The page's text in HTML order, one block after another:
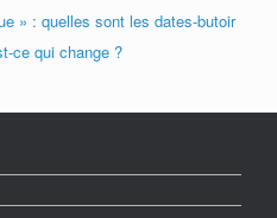
» : quelles sont les dates-butoir
ce qui change ?